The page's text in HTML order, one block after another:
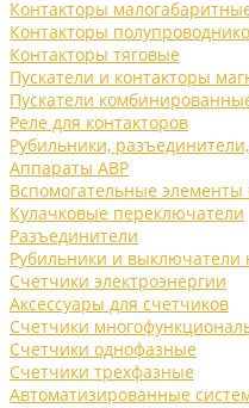
Контакторы
Контакторы
Контакторы тяговые
Пускатели и контакторы
Пускатели
Реле для контакторов
Рубильники,
Аппараты АВР
Вспомогательные элементы
Кулачковые переключатели
Разъединители
Рубильники и выключатели
Счетчики электроэнергии
Аксессуары для счетчиков
Счетчики
Счетчики однофазные
Счетчики трехфазные
Автоматизированные